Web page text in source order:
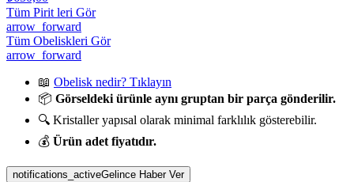
Tüm Pirit leri Gör
arrow_forward
Tüm Obeliskleri Gör
arrow_forward
📖 Obelisk nedir? Tıklayın
📦 Görseldeki ürünle aynı gruptan bir parça gönderilir.
🔍 Kristaller yapısal olarak minimal farklılık gösterebilir.
💰 Ürün adet fiyatıdır.
notifications_activeGelince Haber Ver